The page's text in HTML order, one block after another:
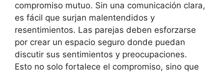
compromiso mutuo. Sin una comunicación clara,
es fácil que surjan malentendidos y
resentimientos. Las parejas deben esforzarse
por crear un espacio seguro donde puedan
discutir sus sentimientos y preocupaciones.
Esto no solo fortalece el compromiso, sino que